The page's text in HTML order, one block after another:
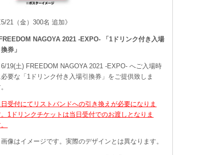
21（金）300名 追加》
NAGOYA 2021 -EXPO- 「1ドリンク付き入場
券」
19(土) FREEDOM NAGOYA 2021 -EXPO- へご入場時
要な「1ドリンク付き入場引換券」をご提供致しま
受付にてリストバンドへの引き換えが必要になりま
1ドリンクチケットは当日受付でのお渡しとなりま
像はイメージです。実際のデザインとは異なります。